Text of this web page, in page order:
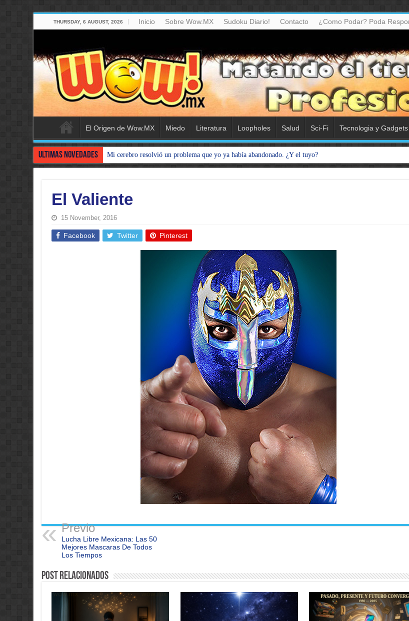
THURSDAY, 6 AUGUST, 2026 Inicio Sobre Wow.MX Sudoku Diario! Contacto ¿Como Podar? Poda
El Origen de Wow.MX Miedo Literatura Loopholes Salud Sci-Fi Tecnologia y Gadgets
Ultimas Novedades Mi cerebro resolvió un problema que yo ya había abandonado. ¿Y el tuyo?
El Valiente
15 November, 2016
Facebook Twitter Pinterest
Previo
Lucha Libre Mexicana: Las 50
Mejores Mascaras De Todos
Los Tiempos
Post Relacionados